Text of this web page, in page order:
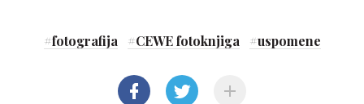
#fotografija #CEWE fotoknjiga #uspomene